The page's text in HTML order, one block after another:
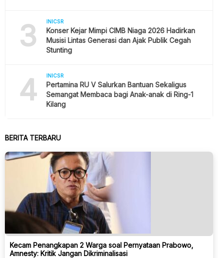
3 INICSR
Konser Kejar Mimpi CIMB Niaga 2026 Hadirkan
Musisi Lintas Generasi dan Ajak Publik Cegah
Stunting
4 INICSR
Pertamina RU V Salurkan Bantuan Sekaligus
Semangat Membaca bagi Anak-anak di Ring-1
Kilang
BERITA TERBARU
Kecam Penangkapan 2 Warga soal Pernyataan Prabowo,
Amnesty: Kritik Jangan Dikriminalisasi